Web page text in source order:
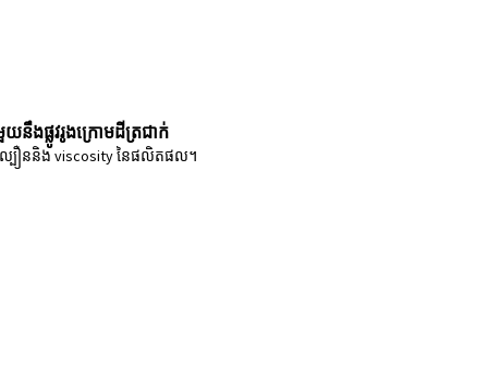
នឹងផ្លូវរូងក្រោមដីត្រជាក់
ល្បឿននិង viscosity នៃផលិតផល។